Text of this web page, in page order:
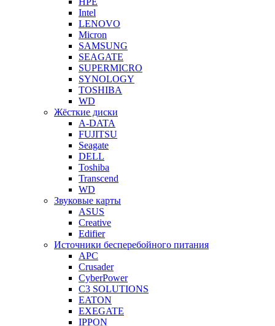
Intel
LENOVO
Micron
SAMSUNG
SEAGATE
SUPERMICRO
SYNOLOGY
TOSHIBA
WD
Жёсткие диски
A-DATA
FUJITSU
Seagate
DELL
Toshiba
Transcend
WD
Звуковые карты
ASUS
Creative
Edifier
Источники бесперебойного питания
APC
Crusader
CyberPower
C3 SOLUTIONS
EATON
EXEGATE
IPPON